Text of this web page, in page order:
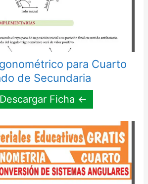
para Cuarto
de Secundaria
Ficha ←